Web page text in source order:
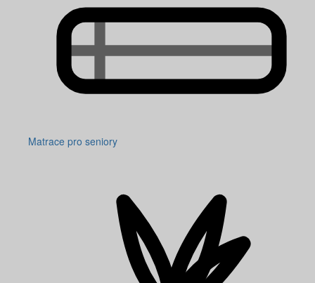
Matrace pro seniory